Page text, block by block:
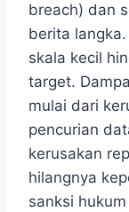
breach) dan
berita
skala kecil
target.
mulai dari
pencurian
kerusakan
hilangnya
sanksi